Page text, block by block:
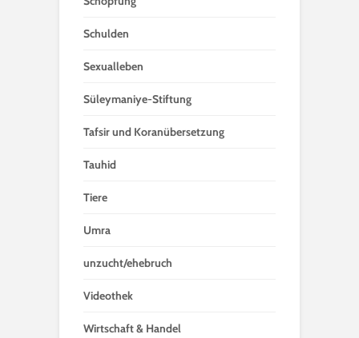
Schulden
Sexualleben
Süleymaniye-Stiftung
Tafsir und Koranübersetzung
Tauhid
Tiere
Umra
unzucht/ehebruch
Videothek
Wirtschaft & Handel